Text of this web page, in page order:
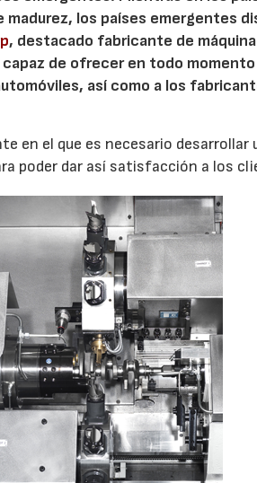
madurez, los países emergentes
, destacado fabricante de
de ofrecer en todo momento
así como a los
en el que es necesario
poder dar así satisfacción a los